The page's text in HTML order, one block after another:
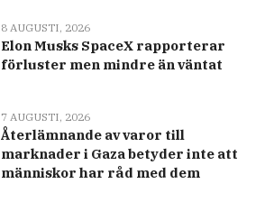
8 AUGUSTI, 2026
Elon Musks SpaceX rapporterar
förluster men mindre än väntat
7 AUGUSTI, 2026
Återlämnande av varor till
marknader i Gaza betyder inte att
människor har råd med dem